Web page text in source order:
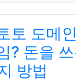
토 도메
? 돈을
방법